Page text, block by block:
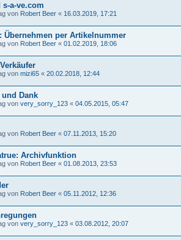
a-ve.com
von Robert Beer « 16.03.2019, 17:21
Übernehmen per Artikelnummer
von Robert Beer « 01.02.2019, 18:06
von mizi65 « 20.02.2018, 12:44
Dank
von very_sorry_123 « 04.05.2015, 05:47
von Robert Beer « 07.11.2013, 15:20
Archivfunktion
von Robert Beer « 01.08.2013, 23:53
von Robert Beer « 05.11.2012, 12:36
von very_sorry_123 « 03.08.2012, 20:07